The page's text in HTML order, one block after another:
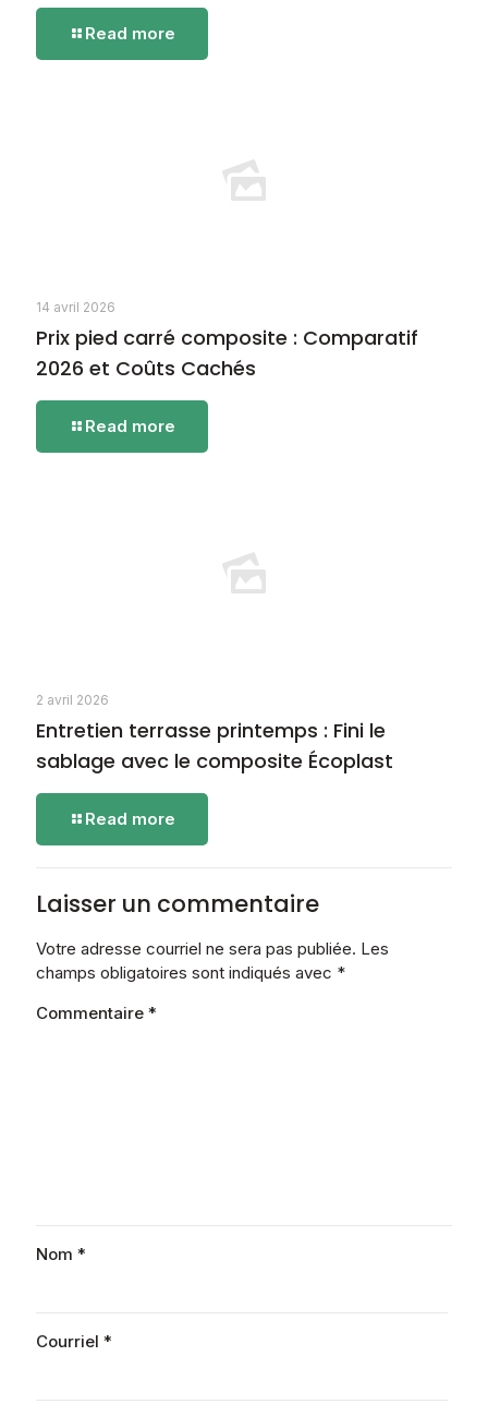
Read more
Meilleure
Écoplast
14 avril 2026
Prix pied carré composite : Comparatif
2026 et Coûts Cachés
Read more
2 avril 2026
Entretien terrasse printemps : Fini le
sablage avec le composite Écoplast
Read more
Entretien
:
Fini
sablage
avec
Laisser un commentaire
Votre adresse courriel ne sera pas publiée. Les
champs obligatoires sont indiqués avec *
Commentaire *
Nom *
Courriel *